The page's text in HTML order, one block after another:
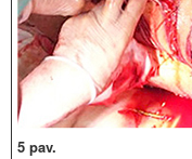
5 pav.